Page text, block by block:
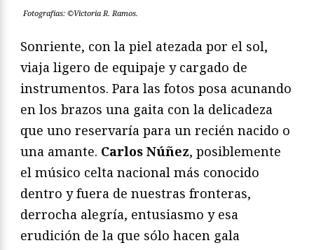
Fotografías: ©Victoria R. Ramos.
Sonriente, con la piel atezada por el sol,
viaja ligero de equipaje y cargado de
instrumentos. Para las fotos posa acunando
en los brazos una gaita con la delicadeza
que uno reservaría para un recién nacido o
una amante. Carlos Núñez, posiblemente
el músico celta nacional más conocido
dentro y fuera de nuestras fronteras,
derrocha alegría, entusiasmo y esa
erudición de la que sólo hacen gala